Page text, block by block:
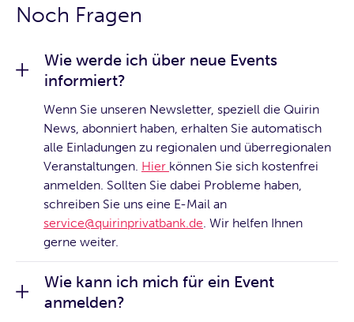
Noch Fragen
Wie werde ich über neue Events
informiert?
Wenn Sie unseren Newsletter, speziell die Quirin
News, abonniert haben, erhalten Sie automatisch
alle Einladungen zu regionalen und überregionalen
Veranstaltungen. Hier können Sie sich kostenfrei
anmelden. Sollten Sie dabei Probleme haben,
schreiben Sie uns eine E-Mail an
service@quirinprivatbank.de. Wir helfen Ihnen
gerne weiter.
Wie kann ich mich für ein Event
anmelden?